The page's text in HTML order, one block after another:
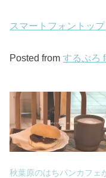
スマートフォントッ
Posted fromするぷろ
秋葉原のはちパンカフェ